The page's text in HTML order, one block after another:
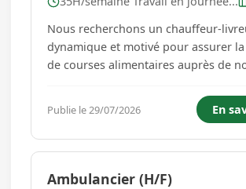
Nous recherchons un chauffeur-
dynamique et motivé pour assurer
de courses alimentaires auprès de
responsable du chargement, du
la livraison des commandes dans le
délais, des consignes de sécur...
Publie le 29/07/2026 En
Ambulancier (H/F)